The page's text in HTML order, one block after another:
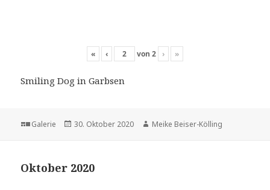
« ‹ von 2 › »
Smiling Dog in Garbsen
Format
Galerie
Veröffentlicht
30. Oktober 2020 Autor
Meike Beiser-Kölling
Oktober 2020